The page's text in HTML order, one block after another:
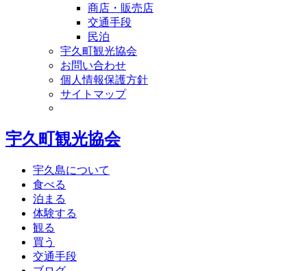
商店・販売店
交通手段
民泊
宇久町観光協会
お問い合わせ
個人情報保護方針
サイトマップ
宇久町観光協会
宇久島について
食べる
泊まる
体験する
観る
買う
交通手段